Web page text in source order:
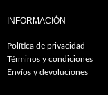
INFORMACIÓN
Política de privacidad
Términos y condiciones
Envíos y devoluciones